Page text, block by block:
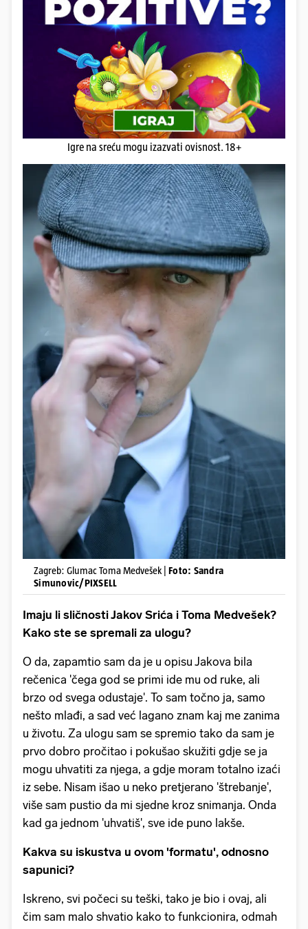
Igre na sreću mogu izazvati ovisnost. 18+
Zagreb: Glumac Toma Medvešek | Foto: Sandra
Simunovic/PIXSELL
Imaju li sličnosti Jakov Srića i Toma Medvešek?
Kako ste se spremali za ulogu?
O da, zapamtio sam da je u opisu Jakova bila
rečenica 'čega god se primi ide mu od ruke, ali
brzo od svega odustaje'. To sam točno ja, samo
nešto mlađi, a sad već lagano znam kaj me zanima
u životu. Za ulogu sam se spremio tako da sam je
prvo dobro pročitao i pokušao skužiti gdje se ja
mogu uhvatiti za njega, a gdje moram totalno izaći
iz sebe. Nisam išao u neko pretjerano 'štrebanje',
više sam pustio da mi sjedne kroz snimanja. Onda
kad ga jednom 'uhvatiš', sve ide puno lakše.
Kakva su iskustva u ovom 'formatu', odnosno
sapunici?
Iskreno, svi počeci su teški, tako je bio i ovaj, ali
čim sam malo shvatio kako to funkcionira, odmah